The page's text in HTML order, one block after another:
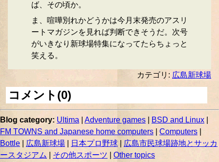
ば、その頃か。
ま、喧嘩別れかどうかは今月末発売のアスリ
ートマガジンを見れば判断できそうだ。次号
がいきなり新球場特集になってたらちょっと
笑える。
カテゴリ: 広島新球場
コメント(0)
Blog category: Ultima Adventure games BSD and Linux
FM TOWNS and Japanese home computers
Computers
Bottle
広島新球場 日本プロ野球
広島市民球場跡地とサッカ
ースタジアム
その他スポーツ
Other topics